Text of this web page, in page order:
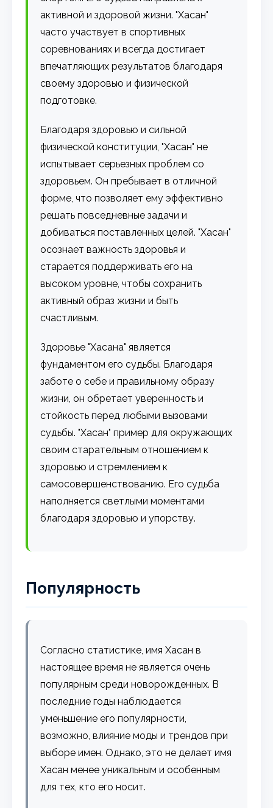
активной и здоровой жизни. "Хасан"
часто участвует в спортивных
соревнованиях и всегда достигает
впечатляющих результатов благодаря
своему здоровью и физической
подготовке.
Благодаря здоровью и сильной
физической конституции, "Хасан" не
испытывает серьезных проблем со
здоровьем. Он пребывает в отличной
форме, что позволяет ему эффективно
решать повседневные задачи и
добиваться поставленных целей. "Хасан"
осознает важность здоровья и
старается поддерживать его на
высоком уровне, чтобы сохранить
активный образ жизни и быть
счастливым.
Здоровье "Хасана" является
фундаментом его судьбы. Благодаря
заботе о себе и правильному образу
жизни, он обретает уверенность и
стойкость перед любыми вызовами
судьбы. "Хасан" пример для окружающих
своим старательным отношением к
здоровью и стремлением к
самосовершенствованию. Его судьба
наполняется светлыми моментами
благодаря здоровью и упорству.
Популярность
Согласно статистике, имя Хасан в
настоящее время не является очень
популярным среди новорожденных. В
последние годы наблюдается
уменьшение его популярности,
возможно, влияние моды и трендов при
выборе имен. Однако, это не делает имя
Хасан менее уникальным и особенным
для тех, кто его носит.